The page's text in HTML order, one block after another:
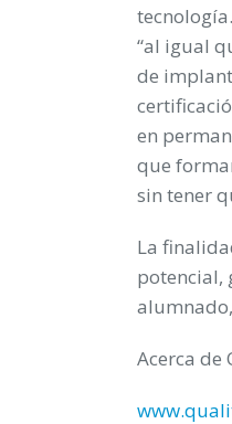
“al igual
de
en
que
sin tener
La
potencial,
Acerca de